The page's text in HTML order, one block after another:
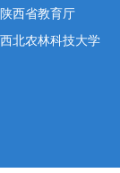
陕西省教育厅
西北农林科技大学